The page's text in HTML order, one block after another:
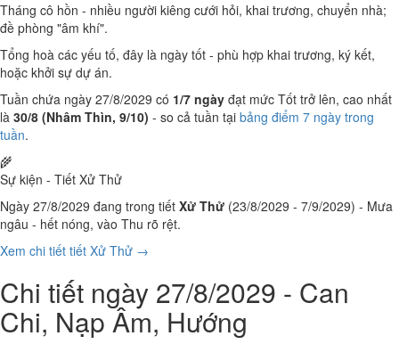
Tháng cô hồn - nhiều người kiêng cưới hỏi, khai trương, chuyển nhà;
đề phòng "âm khí".
Tổng hoà các yếu tố, đây là ngày tốt - phù hợp khai trương, ký kết,
hoặc khởi sự dự án.
Tuần chứa ngày 27/8/2029 có 1/7 ngày đạt mức Tốt trở lên, cao nhất
là 30/8 (Nhâm Thìn, 9/10) - so cả tuần tại bảng điểm 7 ngày trong
tuần.
🌾
Sự kiện - Tiết Xử Thử
Ngày 27/8/2029 đang trong tiết Xử Thử (23/8/2029 - 7/9/2029) - Mưa
ngâu - hết nóng, vào Thu rõ rệt.
Xem chi tiết tiết Xử Thử →
Chi tiết ngày 27/8/2029 - Can
Chi, Nạp Âm, Hướng